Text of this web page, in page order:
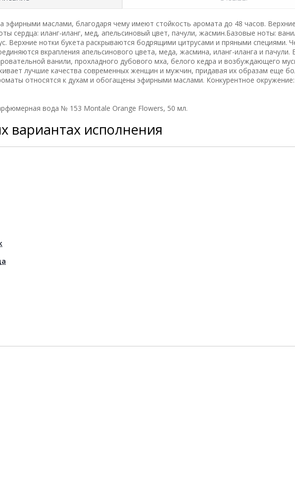
маслами, благодаря чему имеют стойкость аромата до 48 часов.
сердца: иланг-иланг, мед, апельсиновый цвет, пачули, жасмин.Базовые ноты:
Верхние нотки букета раскрываются бодрящими цитрусами и пряными специями.
вкрапления апельсинового цвета, меда, жасмина, иланг-иланга и пачули.
ванили, прохладного дубового мха, белого кедра и возбуждающего
лучшие качества современных женщин и мужчин, придавая их образам еще
относятся к духам и обогащены эфирными маслами. Конкурентное
вода № 153 Montale Orange Flowers, 50 мл.
вариантах исполнения